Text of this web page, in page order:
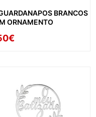
BRANCOS
ORNAMENTO